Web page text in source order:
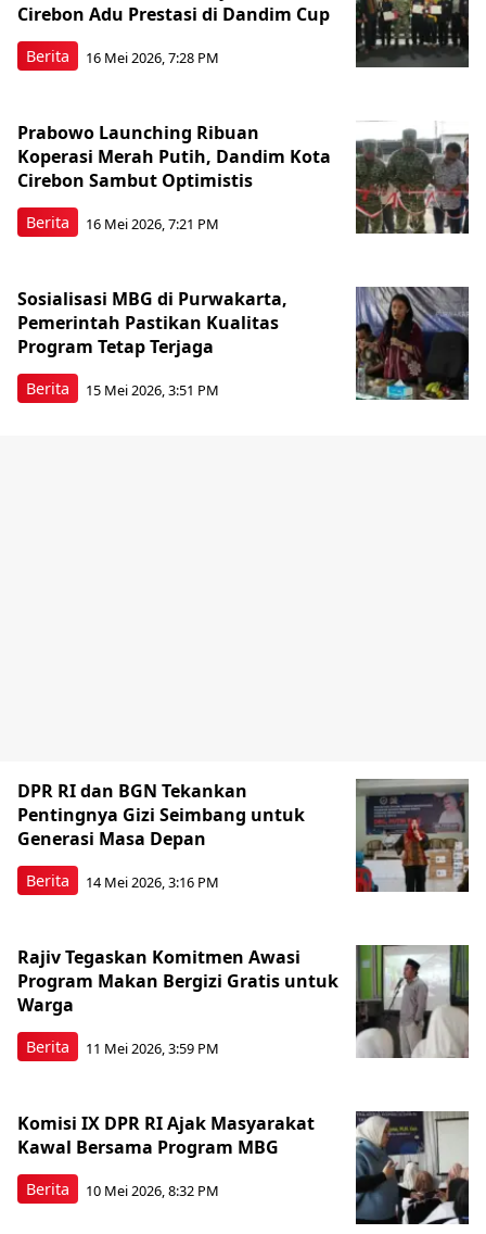
Berita
Cirebon Adu Prestasi di Dandim Cup
16 Mei 2026, 7:28 PM
Berita
Prabowo Launching Ribuan
Koperasi Merah Putih, Dandim Kota
Cirebon Sambut Optimistis
16 Mei 2026, 7:21 PM
Berita
Sosialisasi MBG di Purwakarta,
Pemerintah Pastikan Kualitas
Program Tetap Terjaga
15 Mei 2026, 3:51 PM
Berita
DPR RI dan BGN Tekankan
Pentingnya Gizi Seimbang untuk
Generasi Masa Depan
14 Mei 2026, 3:16 PM
Berita
Rajiv Tegaskan Komitmen Awasi
Program Makan Bergizi Gratis untuk
Warga
11 Mei 2026, 3:59 PM
Berita
Komisi IX DPR RI Ajak Masyarakat
Kawal Bersama Program MBG
10 Mei 2026, 8:32 PM